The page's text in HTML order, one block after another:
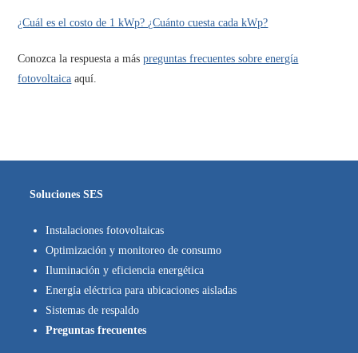
¿Cuál es el costo de 1 kWp? ¿Cuánto cuesta cada kWp?
Conozca la respuesta a máspreguntas frecuentes sobre energía
fotovoltaica aquí.
Soluciones SES
Instalaciones fotovoltaicas
Optimización y monitoreo de consumo
Iluminación y eficiencia energética
Energía eléctrica para ubicaciones aisladas
Sistemas de respaldo
Preguntas frecuentes